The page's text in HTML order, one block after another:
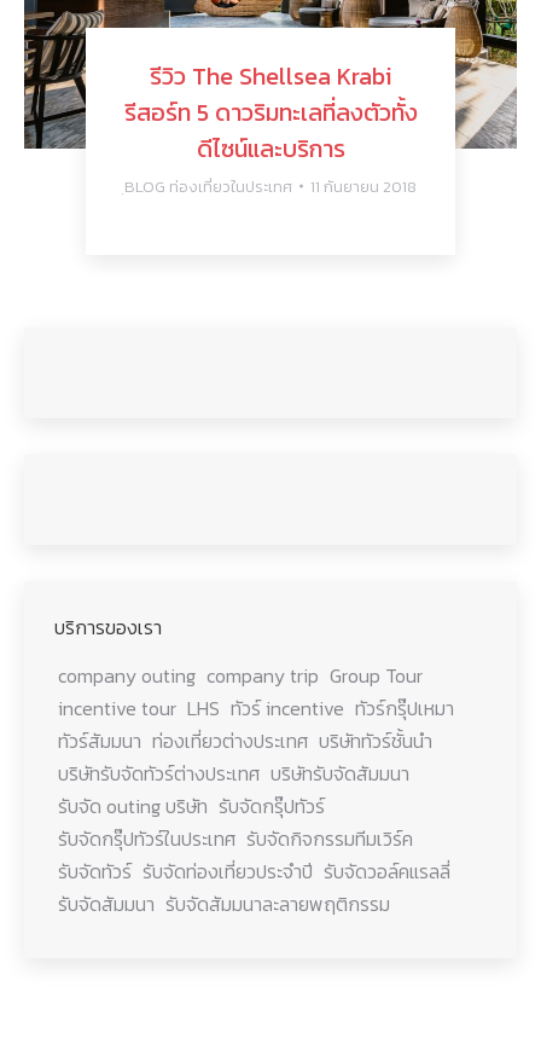
รีวิว The Shellsea Krabi
รีสอร์ท 5 ดาวริมทะเลที่ลงตัวทั้ง
ดีไซน์และบริการ
ฺBLOG ท่องเที่ยวในประเทศ 11 กันยายน 2018
บริการของเรา
company outing company trip Group Tour
incentive tour LHS ทัวร์ incentive ทัวร์กรุ๊ปเหมา
ทัวร์สัมมนา ท่องเที่ยวต่างประเทศ บริษัททัวร์ชั้นนำ
บริษัทรับจัดทัวร์ต่างประเทศ บริษัทรับจัดสัมมนา
รับจัด outing บริษัท รับจัดกรุ๊ปทัวร์
รับจัดกรุ๊ปทัวร์ในประเทศ รับจัดกิจกรรมทีมเวิร์ค
รับจัดทัวร์ รับจัดท่องเที่ยวประจำปี รับจัดวอล์คแรลลี่
รับจัดสัมมนา รับจัดสัมมนาละลายพฤติกรรม